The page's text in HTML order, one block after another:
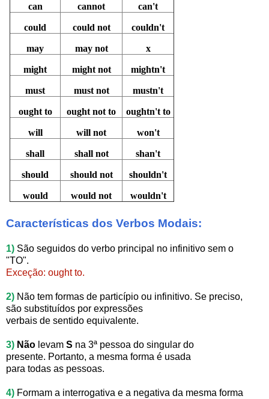
can cannot can't
could could not couldn't
may may not x
might might not mightn't
must must not mustn't
ought to ought not to oughtn't to
will will not won't
shall shall not shan't
should should not shouldn't
would would not wouldn't
Características dos Verbos Modais:
1) São seguidos do verbo principal no infinitivo sem o
"TO".
Exceção: ought to.
2) Não tem formas de particípio ou infinitivo. Se preciso,
são substituídos por expressões
verbais de sentido equivalente.
3) Não levam S na 3ª pessoa do singular do
presente. Portanto, a mesma forma é usada
para todas as pessoas.
4) Formam a interrogativa e a negativa da mesma forma